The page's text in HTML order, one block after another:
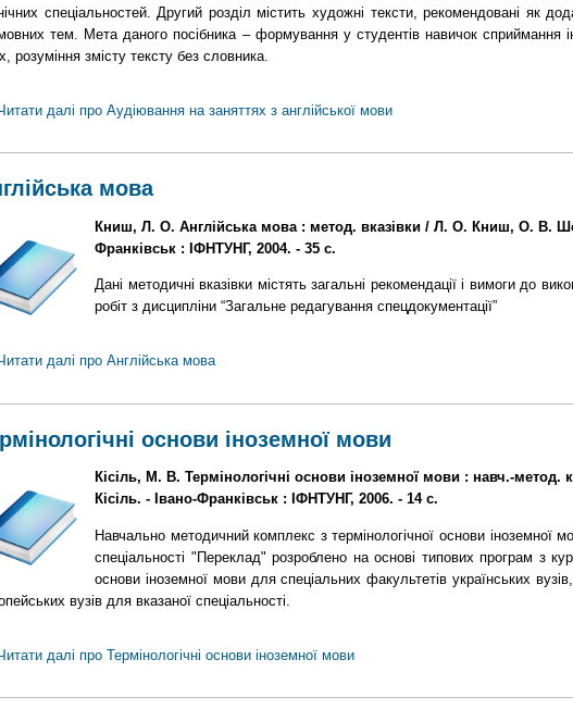
спеціальностей. Другий розділ містить художні тексти, рекомендовані як
тем. Мета даного посібника – формування у студентів навичок сприймання
розуміння змісту тексту без словника.
далі про Аудіювання на заняттях з англійської мови
мова
Книш, Л. О. Англійська мова : метод. вказівки / Л. О. Книш, О. В.
Франківськ : ІФНТУНГ, 2004. - 35 с.
Дані методичні вказівки містять загальні рекомендації і вимоги до
робіт з дисципліни “Загальне редагування спецдокументації”
далі про Англійська мова
основи іноземної мови
Кісіль, М. В. Термінологічні основи іноземної мови : навч.-
Кісіль. - Івано-Франківськ : ІФНТУНГ, 2006. - 14 с.
Навчально методичний комплекс з термінологічної основи іноземної
спеціальності "Переклад" розроблено на основі типових програм з
основи іноземної мови для спеціальних факультетів українських
вузів для вказаної спеціальності.
далі про Термінологічні основи іноземної мови